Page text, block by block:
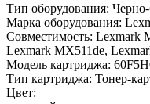
Тип оборудования:
Марка оборудования:
Совместимость: Lexmark
Lexmark MX511de,
Модель картриджа:
Тип картриджа: Тонер-
Цвет: